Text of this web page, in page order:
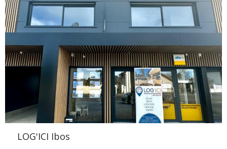
VOIR L'AGENCE
LOG'ICI Ibos